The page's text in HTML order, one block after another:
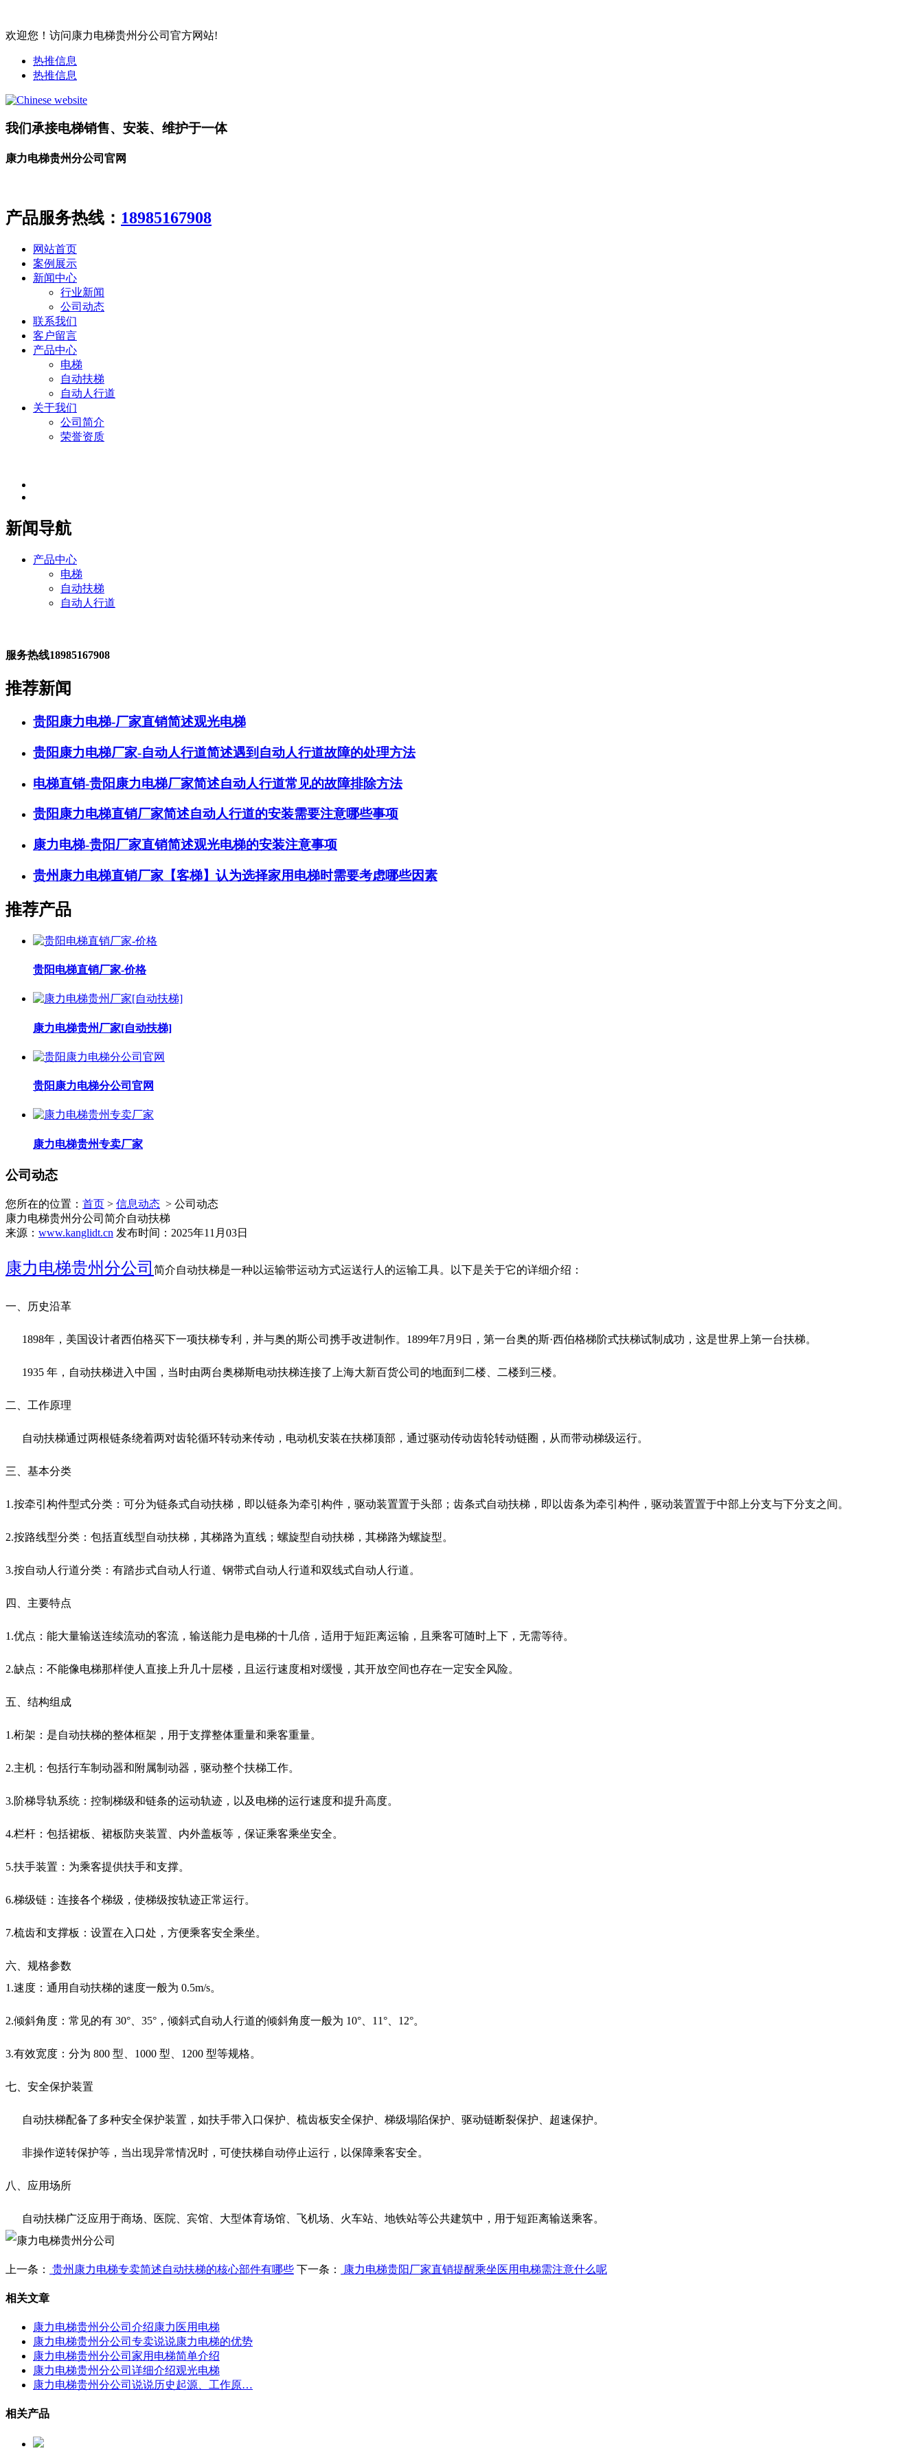
欢迎您！访问康力电梯贵州分公司官方网站!
热推信息
热推信息
我们承接电梯销售、安装、维护于一体
康力电梯贵州分公司官网
产品服务热线： 18985167908
网站首页
案例展示
新闻中心
行业新闻
公司动态
联系我们
客户留言
产品中心
电梯
自动扶梯
自动人行道
关于我们
公司简介
荣誉资质
新闻导航
产品中心
电梯
自动扶梯
自动人行道
服务热线18985167908
推荐新闻
贵阳康力电梯-厂家直销简述观光电梯
贵阳康力电梯厂家-自动人行道简述遇到自动人行道故障的处理方法
电梯直销-贵阳康力电梯厂家简述自动人行道常见的故障排除方法
贵阳康力电梯直销厂家简述自动人行道的安装需要注意哪些事项
康力电梯-贵阳厂家直销简述观光电梯的安装注意事项
贵州康力电梯直销厂家【客梯】认为选择家用电梯时需要考虑哪些因素
推荐产品
贵阳电梯直销厂家-价格
康力电梯贵州厂家[自动扶梯]
贵阳康力电梯分公司官网
康力电梯贵州专卖厂家
公司动态
您所在的位置： 首页 > 信息动态 > 公司动态
康力电梯贵州分公司简介自动扶梯
来源： www.kanglidt.cn 发布时间：2025年11月03日
康力电梯贵州分公司 简介自动扶梯是一种以运输带运动方式运送行人的运输工具。以下是关于它的详细介绍：
一、历史沿革
1898年，美国设计者西伯格买下一项扶梯专利，并与奥的斯公司携手改进制作。1899年7月9日，第一台奥的斯·西伯格梯阶式扶梯试制成功，这是世界上第一台扶梯。
1935 年，自动扶梯进入中国，当时由两台奥梯斯电动扶梯连接了上海大新百货公司的地面到二楼、二楼到三楼。
二、工作原理
自动扶梯通过两根链条绕着两对齿轮循环转动来传动，电动机安装在扶梯顶部，通过驱动传动齿轮转动链圈，从而带动梯级运行。
三、基本分类
1.按牵引构件型式分类：可分为链条式自动扶梯，即以链条为牵引构件，驱动装置置于头部； 齿条式自动扶梯，即以齿条为牵引构件，驱动装置置于中部上分支与下分支之间。
2.按路线型分类：包括直线型自动扶梯，其梯路为直线；螺旋型自动扶梯，其梯路为螺旋型。
3.按自动人行道分类：有踏步式自动人行道、钢带式自动人行道和双线式自动人行道。
四、主要特点
1.优点：能大量输送连续流动的客流，输送能力是电梯的十几倍，适用于短距离运输，且乘客可随时上下，无需等待。
2.缺点：不能像电梯那样使人直接上升几十层楼，且运行速度相对缓慢，其开放空间也存在一定安全风险。
五、结构组成
1.桁架：是自动扶梯的整体框架，用于支撑整体重量和乘客重量。
2.主机：包括行车制动器和附属制动器，驱动整个扶梯工作。
3.阶梯导轨系统：控制梯级和链条的运动轨迹，以及电梯的运行速度和提升高度。
4.栏杆：包括裙板、裙板防夹装置、内外盖板等，保证乘客乘坐安全。
5.扶手装置：为乘客提供扶手和支撑。
6.梯级链：连接各个梯级，使梯级按轨迹正常运行。
7.梳齿和支撑板：设置在入口处，方便乘客安全乘坐。
六、规格参数
1.速度：通用自动扶梯的速度一般为 0.5m/s。
2.倾斜角度：常见的有 30°、35°，倾斜式自动人行道的倾斜角度一般为 10°、11°、12°。
3.有效宽度：分为 800 型、1000 型、1200 型等规格。
七、安全保护装置
自动扶梯配备了多种安全保护装置，如扶手带入口保护、梳齿板安全保护、梯级塌陷保护、驱动链断裂保护、超速保护。
非操作逆转保护等，当出现异常情况时，可使扶梯自动停止运行，以保障乘客安全。
八、应用场所
自动扶梯广泛应用于商场、医院、宾馆、大型体育场馆、飞机场、火车站、地铁站等公共建筑中，用于短距离输送乘客。
上一条： 贵州康力电梯专卖简述自动扶梯的核心部件有哪些 下一条： 康力电梯贵阳厂家直销提醒乘坐医用电梯需注意什么呢
相关文章
康力电梯贵州分公司介绍康力医用电梯
康力电梯贵州分公司专卖说说康力电梯的优势
康力电梯贵州分公司家用电梯简单介绍
康力电梯贵州分公司详细介绍观光电梯
康力电梯贵州分公司说说历史起源、工作原…
相关产品